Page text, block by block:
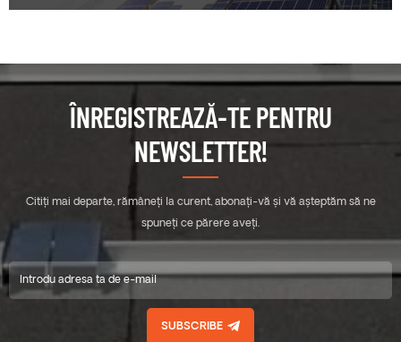
ÎNREGISTREAZĂ-TE PENTRU
NEWSLETTER!
Citiți mai departe, rămâneți la curent, abonați-vă și vă așteptăm să ne
spuneți ce părere aveți.
SUBSCRIBE